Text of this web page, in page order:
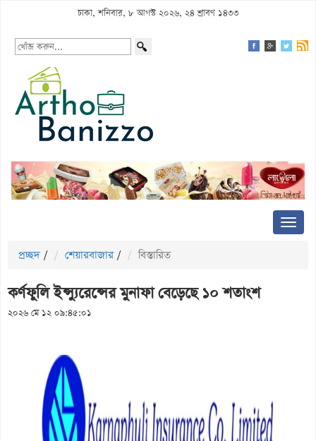
ঢাকা, শনিবার, ৮ আগস্ট ২০২৬, ২৪ শ্রাবণ ১৪৩৩
প্রচ্ছদ / শেয়ারবাজার / বিস্তারিত
কর্ণফুলি ইন্স্যুরেন্সের মুনাফা বেড়েছে ১০ শতাংশ
২০২৬ মে ১২ ০৯:৪৫:০১